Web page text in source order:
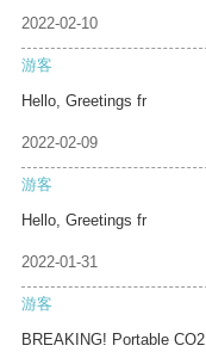
2022-02-10
游客
Hello, Greetings fr
2022-02-09
游客
Hello, Greetings fr
2022-01-31
游客
BREAKING! Portable CO2